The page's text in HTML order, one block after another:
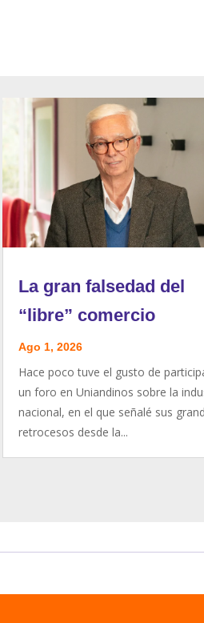
La gran falsedad del
“libre” comercio
Ago 1, 2026
Hace poco tuve el gusto de
un foro en Uniandinos sobre la
nacional, en el que señalé sus
retrocesos desde la...